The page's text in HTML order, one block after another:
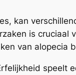
kan
is
van alopecia
speelt